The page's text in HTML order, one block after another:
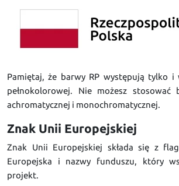
Pamiętaj, że barwy RP występują tylko i
pełnokolorowej. Nie możesz
achromatycznej i monochromatycznej.
Znak Unii Europejskiej
Znak Unii Europejskiej składa się z
Europejska i nazwy funduszu, który
projekt.